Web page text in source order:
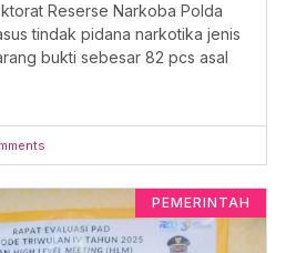
Reserse Narkoba Polda
tindak pidana narkotika jenis
bukti sebesar 82 pcs asal
PEMERINTAH